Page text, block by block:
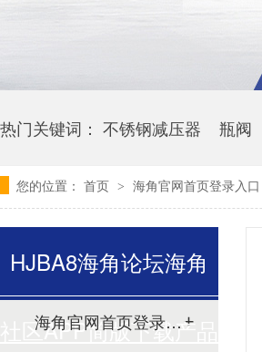
热门关键词： 不锈钢减压器 瓶阀
您的位置： 首页 > 海角官网首页登录入口
HJBA8海角论坛海角
社区APP简版下载产品
海角官网首页登录入口